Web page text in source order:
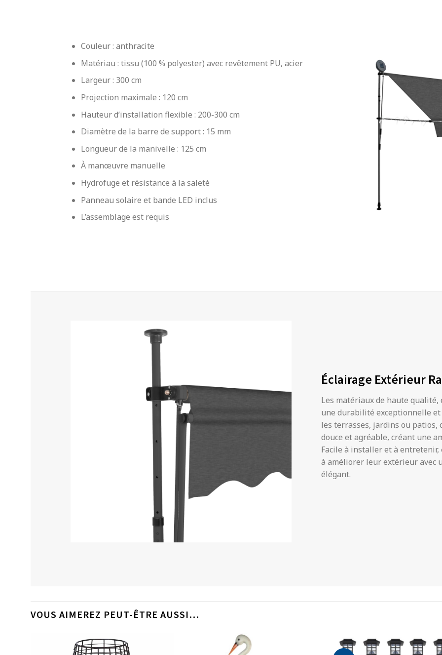
Couleur : anthracite
Matériau : tissu (100 % polyester) avec revêtement PU, acier
Largeur : 300 cm
Projection maximale : 120 cm
Hauteur d’installation flexible : 200-300 cm
Diamètre de la barre de support : 15 mm
Longueur de la manivelle : 125 cm
À manœuvre manuelle
Hydrofuge et résistance à la saleté
Panneau solaire et bande LED inclus
L’assemblage est requis
Éclairage Extérieur
Les matériaux de haute
une durabilité exceptionnelle
les terrasses, jardins ou patios,
douce et agréable, créant une
Facile à installer et à
à améliorer leur extérieur avec
élégant.
VOUS AIMEREZ PEUT-ÊTRE AUSSI…